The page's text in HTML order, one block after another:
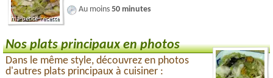
Au moins 50 minutes
Nos plats principaux en photos
Dans le même style, découvrez en photos
d'autres plats principaux à cuisiner :